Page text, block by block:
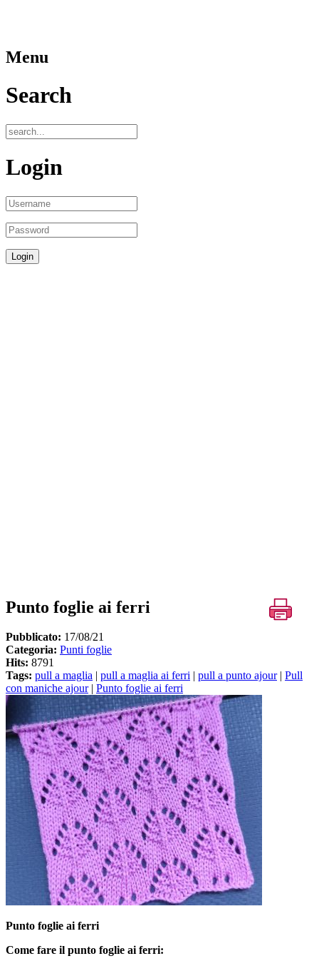
Menu
Search
Login
Punto foglie ai ferri
Pubblicato: 17/08/21
Categoria: Punti foglie
Hits: 8791
Tags: pull a maglia pull a maglia ai ferri pull a punto ajour| Pull
con maniche ajour| Punto foglie ai ferri
Punto foglie ai ferri
Come fare il punto foglie ai ferri: